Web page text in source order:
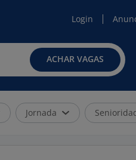
Login
ACHAR VAGAS
Jornada